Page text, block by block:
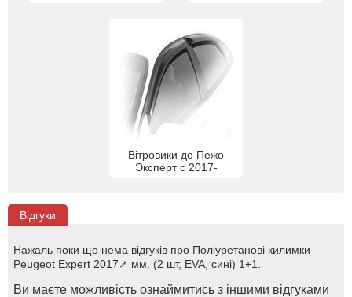
Вітровики до Пежо
Эксперт с 2017-
Відгуки
Нажаль поки що нема відгуків про Поліуретанові килимки
Peugeot Expert 2017↗ мм. (2 шт, EVA, сині) 1+1.
Ви маєте можливість ознаймитись з іншими відгуками